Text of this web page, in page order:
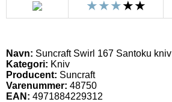
Navn: Suncraft Swirl 167 Santoku kniv
Kategori: Kniv
Producent: Suncraft
Varenummer: 48750
EAN: 4971884229312